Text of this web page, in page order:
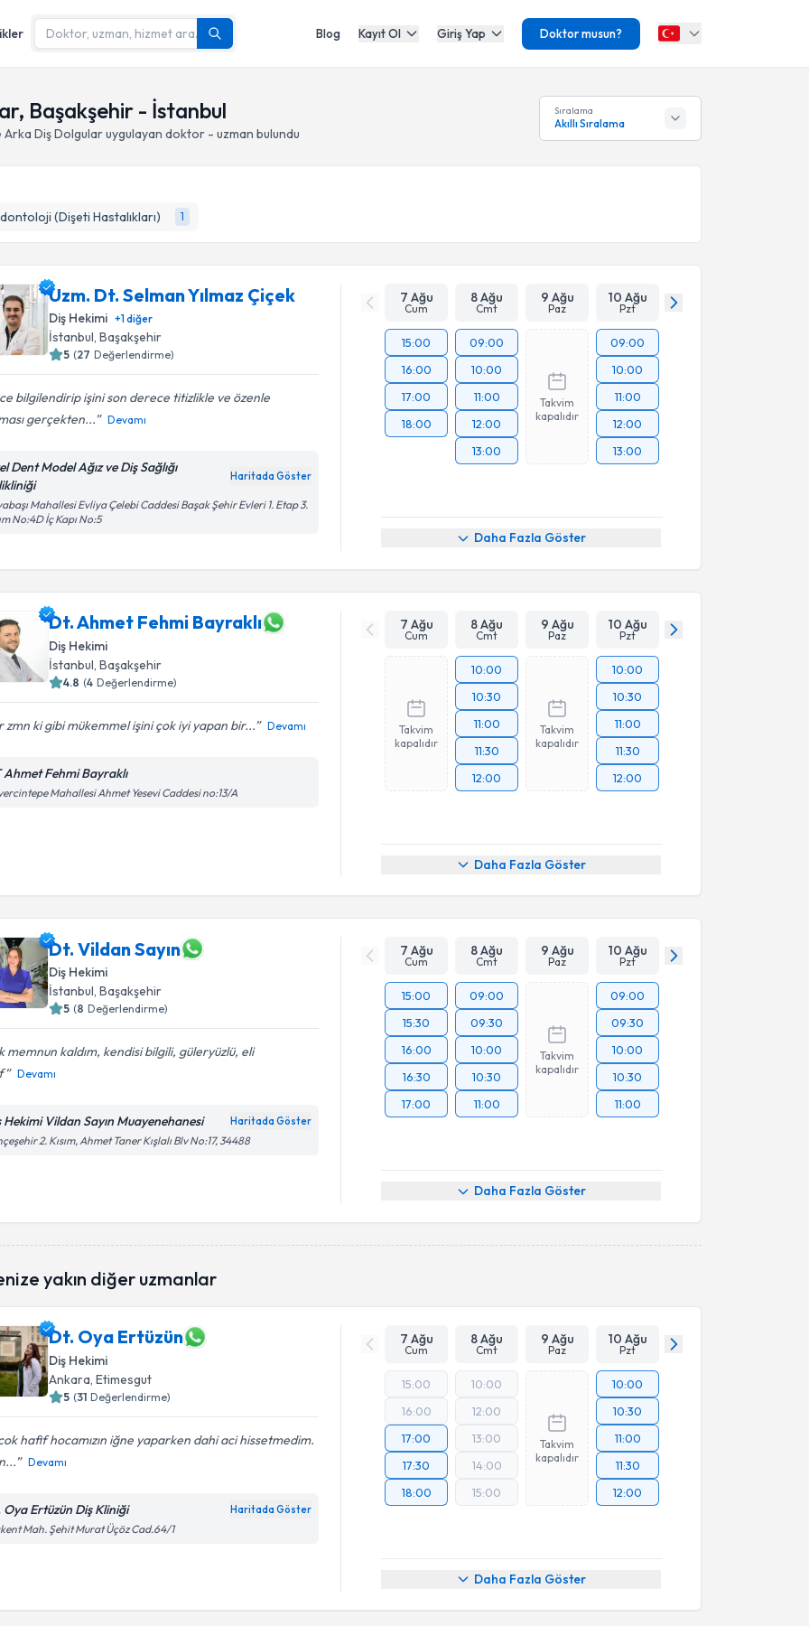
Blog Kayıt Ol Giriş Yap Doktor musun?
Başakşehir - İstanbul
Arka Diş Dolgularuygulayan doktor - uzman bulundu
Sıralama
Akıllı Sıralama
(Dişeti Hastalıkları) 1
Uzm. Dt. Selman Yılmaz Çiçek
Diş Hekimi +1diğer
İstanbul, Başakşehir
5 (27 Değerlendirme)
bilgilendirip işini son derece titizlikle ve özenle
gerçekten...
Devamı
Dent Model Ağız ve Diş Sağlığı
Haritada Göster
Mahallesi Evliya Çelebi Caddesi Başak Şehir Evleri 1. Etap 3.
No:4D İç Kapı No:5
7 Ağu
Cum
8 Ağu
Cmt
9 Ağu
Paz
10 Ağu
Pzt
15:00
16:00
17:00
18:00
09:00
10:00
11:00
12:00
13:00
Takvim
kapalıdır
09:00
10:00
11:00
12:00
13:00
Daha Fazla Göster
Dt. Ahmet Fehmi Bayraklı
Diş Hekimi
İstanbul , Başakşehir
4.8 (4 Değerlendirme)
zmn ki gibi mükemmel işini çok iyi yapan bir... Devamı
Ahmet Fehmi Bayraklı
Mahallesi Ahmet Yesevi Caddesi no:13/A
7 Ağu
Cum
8 Ağu
Cmt
9 Ağu
Paz
10 Ağu
Pzt
Takvim
kapalıdır
10:00
10:30
11:00
11:30
12:00
Takvim
kapalıdır
10:00
10:30
11:00
11:30
12:00
Daha Fazla Göster
Dt. Vildan Sayın
Diş Hekimi
İstanbul, Başakşehir
5 (8 Değerlendirme)
memnun kaldım, kendisi bilgili, güleryüzlü, eli
Devamı
Hekimi Vildan Sayın Muayenehanesi Haritada Göster
2. Kısım, Ahmet Taner Kışlalı Blv No:17, 34488
7 Ağu
Cum
8 Ağu
Cmt
9 Ağu
Paz
10 Ağu
Pzt
15:00
15:30
16:00
16:30
17:00
09:00
09:30
10:00
10:30
11:00
Takvim
kapalıdır
09:00
09:30
10:00
10:30
11:00
Daha Fazla Göster
yakın diğer uzmanlar
Dt. Oya Ertüzün
Diş Hekimi
Ankara , Etimesgut
5 (31 Değerlendirme)
hafif hocamızın iğne yaparken dahi aci hissetmedim.
Devamı
Oya Ertüzün Diş Kliniği Haritada Göster
Mah. Şehit Murat Üçöz Cad.64/1
7 Ağu
Cum
8 Ağu
Cmt
9 Ağu
Paz
10 Ağu
Pzt
15:00
16:00
17:00
17:30
18:00
10:00
12:00
13:00
14:00
15:00
Takvim
kapalıdır
10:00
10:30
11:00
11:30
12:00
Daha Fazla Göster